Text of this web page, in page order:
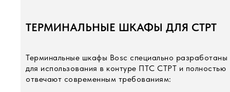
Терминальные шкафы Bosc специально разработаны
для использования в контуре ПТС СТРТ и полностью
отвечают современным требованиям:
ТЕРМИНАЛЬНЫЕ ШКАФЫ ДЛЯ СТРТ